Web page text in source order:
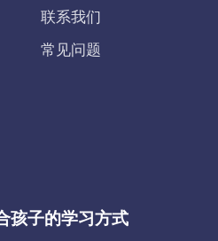
联系我们
常见问题
孩子的学习方式